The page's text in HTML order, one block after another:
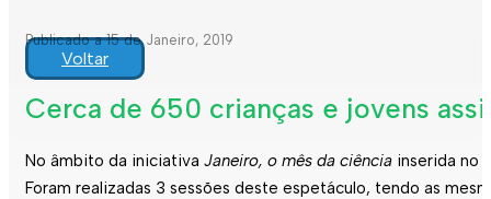
Publicado a 15 de Janeiro, 2019
Voltar
Cerca de 650 crianças e jovens
No âmbito da iniciativa Janeiro, o mês da ciência inserida no
Foram realizadas 3 sessões deste espetáculo, tendo as